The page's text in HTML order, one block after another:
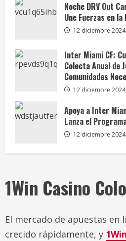
Noche DRV Out
Une Fuerzas en
12 diciembre 2024
Inter Miami CF:
Colecta Anual de
Comunidades
12 diciembre 2024
Apoya a Inter
Lanza el
12 diciembre 2024
1Win Casino
El mercado de apuestas en
crecido rápidamente, y